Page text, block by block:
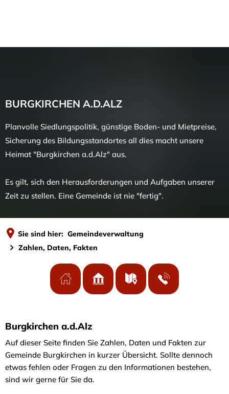
BURGKIRCHEN A.D.ALZ
Planvolle Siedlungspolitik, günstige Boden- und Mietpreise,
Sicherung des Bildungsstandortes all dies macht unsere
Heimat "Burgkirchen a.d.Alz" aus.
Es gilt, sich den Herausforderungen und Aufgaben unserer
Zeit zu stellen. Eine Gemeinde ist nie "fertig".
Sie sind hier: Gemeindeverwaltung
Zahlen, Daten, Fakten
Zahlen,
Daten,
Fakten
Burgkirchen a.d.Alz
Auf dieser Seite finden Sie Zahlen, Daten und Fakten zur
Gemeinde Burgkirchen in kurzer Übersicht. Sollte dennoch
etwas fehlen oder Fragen zu den Informationen bestehen,
sind wir gerne für Sie da.